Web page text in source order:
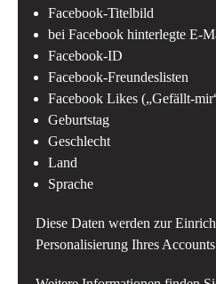
Facebook-Titelbild
bei Facebook hinterlegte E-
Facebook-ID
Facebook-Freundeslisten
Facebook Likes („Gefällt-
Geburtstag
Geschlecht
Land
Sprache
Diese Daten werden zur
Personalisierung Ihres